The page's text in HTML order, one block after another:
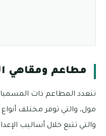
مطاعم ومقاهي
تتعدد المطاعم ذات
مول، والتي توفر مختلف أنواع
والتي تتبع خلال أساليب